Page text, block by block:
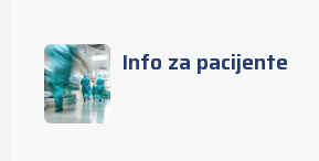
Info za pacijente